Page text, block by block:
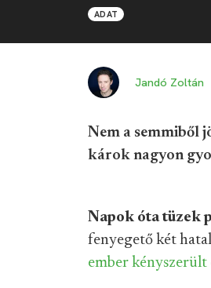
ADAT
Jandó Zoltán
Nem a semmiből
károk nagyon
Napok óta tüzek
fenyegető két
ember